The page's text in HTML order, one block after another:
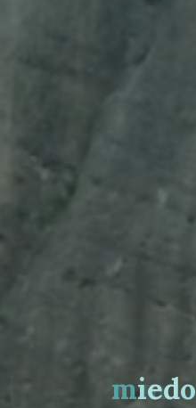
miedo